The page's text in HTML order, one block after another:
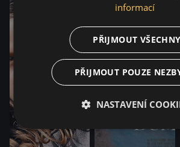
informací
PŘIJMOUT VŠECHNY
PŘIJMOUT POUZE
NASTAVENÍ